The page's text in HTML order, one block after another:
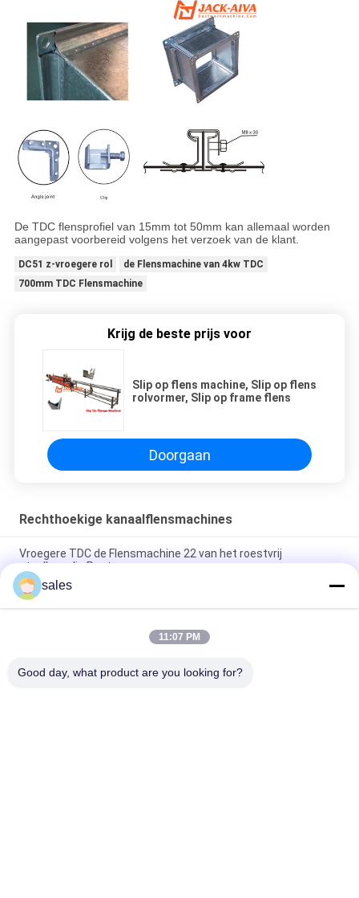
De TDC flensprofiel van 15mm tot 50mm kan allemaal worden
aangepast voorbereid volgens het verzoek van de klant.
DC51 z-vroegere rol
de Flensmachine van 4kw TDC
700mm TDC Flensmachine
Krijg de beste prijs voor
Slip op flens machine, Slip op flens
rolvormer, Slip op frame flens
Doorgaan
Rechthoekige kanaalflensmachines
Vroegere TDC de Flensmachine 22 van het roestvrij
staalbroodje Posten
Misstap op Machine van de de Machinetdc Flens van het
Flensbroodje de Vroegere
GI staaldc51+z Broodje die Machine 16 vormen van de
sales
11:07 PM
Good day, what product are you looking for?